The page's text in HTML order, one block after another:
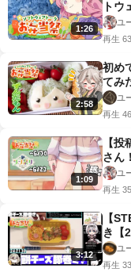
1:26
トウ
ユ
再生
2:58
初め
てみ
ユ
再生
1:09
【
さん
う【ユ
再生
3:12
【
き【
ユ
再生